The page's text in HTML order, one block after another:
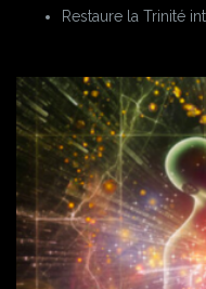
Restaure la Trinité